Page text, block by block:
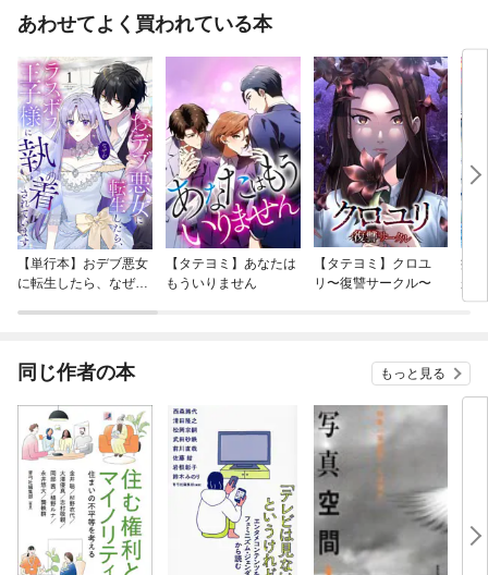
あわせてよく買われている本
【単行本】おデブ悪女
に転生したら、なぜか
【タテヨミ】あなたは
もういりません
【タテヨミ】クロユ
リ〜復讐サークル〜
病
が
ぎ
同じ作者の本 もっと見る